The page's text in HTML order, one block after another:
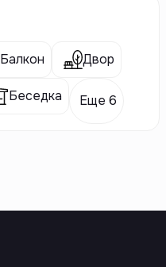
Балкон Двор
Беседка Еще 6